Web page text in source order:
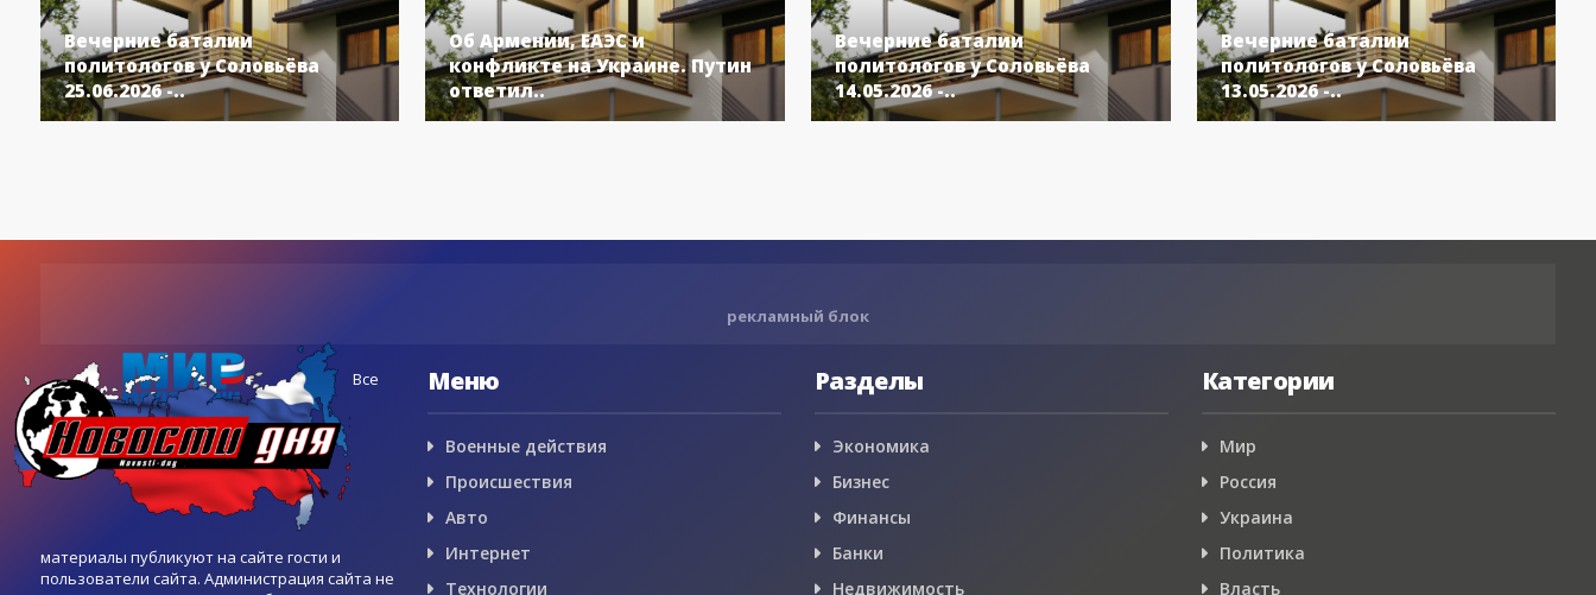
Вечерние баталии
политологов у Соловьёва
25.06.2026 -..
Об Армении, ЕАЭС и
конфликте на Украине. Путин
ответил..
Вечерние баталии
политологов у Соловьёва
14.05.2026 -..
Вечерние баталии
политологов у Соловьёва
13.05.2026 -..
рекламный блок
Все
материалы публикуют на сайте гости и
пользователи сайта. Администрация сайта не
Меню
Военные действия
Происшествия
Авто
Интернет
Технологии
Разделы
Экономика
Бизнес
Финансы
Банки
Недвижимость
Категории
Мир
Россия
Украина
Политика
Власть